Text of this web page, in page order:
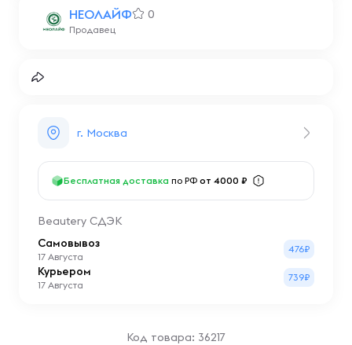
НЕОЛАЙФ 0
Продавец
г. Москва
Бесплатная доставка по РФ от 4000 ₽
Beautery СДЭК
Самовывоз
17 Августа
476₽
Курьером
17 Августа
739₽
Код товара: 36217